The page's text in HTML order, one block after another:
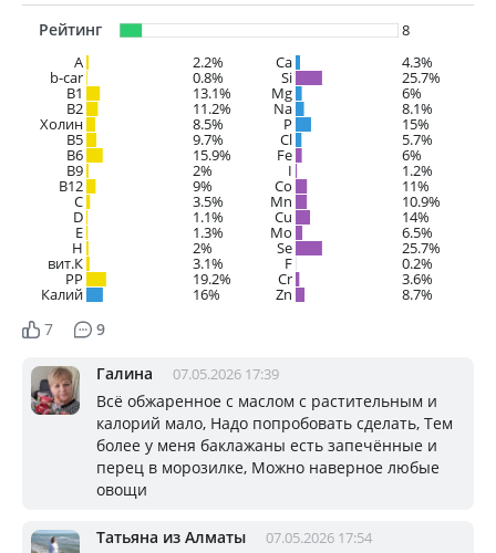
Рейтинг
8
A
2.2%
b-car 0.8%
В1 13.1%
B2 11.2%
Холин 8.5%
B5 9.7%
B6 15.9%
B9 2%
B12 9%
C 3.5%
D 1.1%
E 1.3%
H 2%
вит.К 3.1%
PP 19.2%
Калий 16%
Ca 4.3%
Si 25.7%
Mg 6%
Na 8.1%
P 15%
Cl 5.7%
Fe 6%
I 1.2%
Co 11%
Mn 10.9%
Cu 14%
Mo 6.5%
Se 25.7%
F 0.2%
Cr 3.6%
Zn 8.7%
7 9
Галина 07.05.2026 17:39
Всё обжаренное с маслом с растительным и
калорий мало, Надо попробовать сделать, Тем
более у меня баклажаны есть запечённые и
перец в морозилке, Можно наверное любые
овощи
Татьяна из Алматы 07.05.2026 17:54